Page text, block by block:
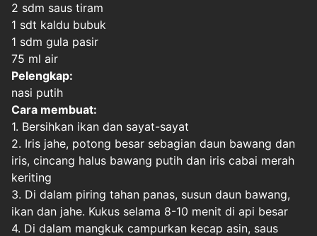
2 sdm saus tiram
1 sdt kaldu bubuk
1 sdm gula pasir
75 ml air
Pelengkap:
nasi putih
Cara membuat:
1. Bersihkan ikan dan sayat-sayat
2. Iris jahe, potong besar sebagian daun bawang dan
iris, cincang halus bawang putih dan iris cabai merah
keriting
3. Di dalam piring tahan panas, susun daun bawang,
ikan dan jahe. Kukus selama 8-10 menit di api besar
4. Di dalam mangkuk campurkan kecap asin, saus